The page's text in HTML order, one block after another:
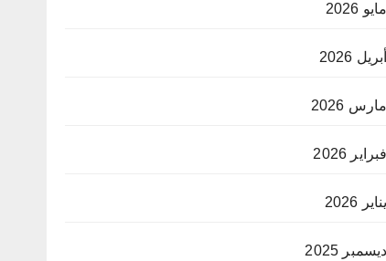
مايو 2026
أبريل 2026
مارس 2026
فبراير 2026
يناير 2026
ديسمبر 2025